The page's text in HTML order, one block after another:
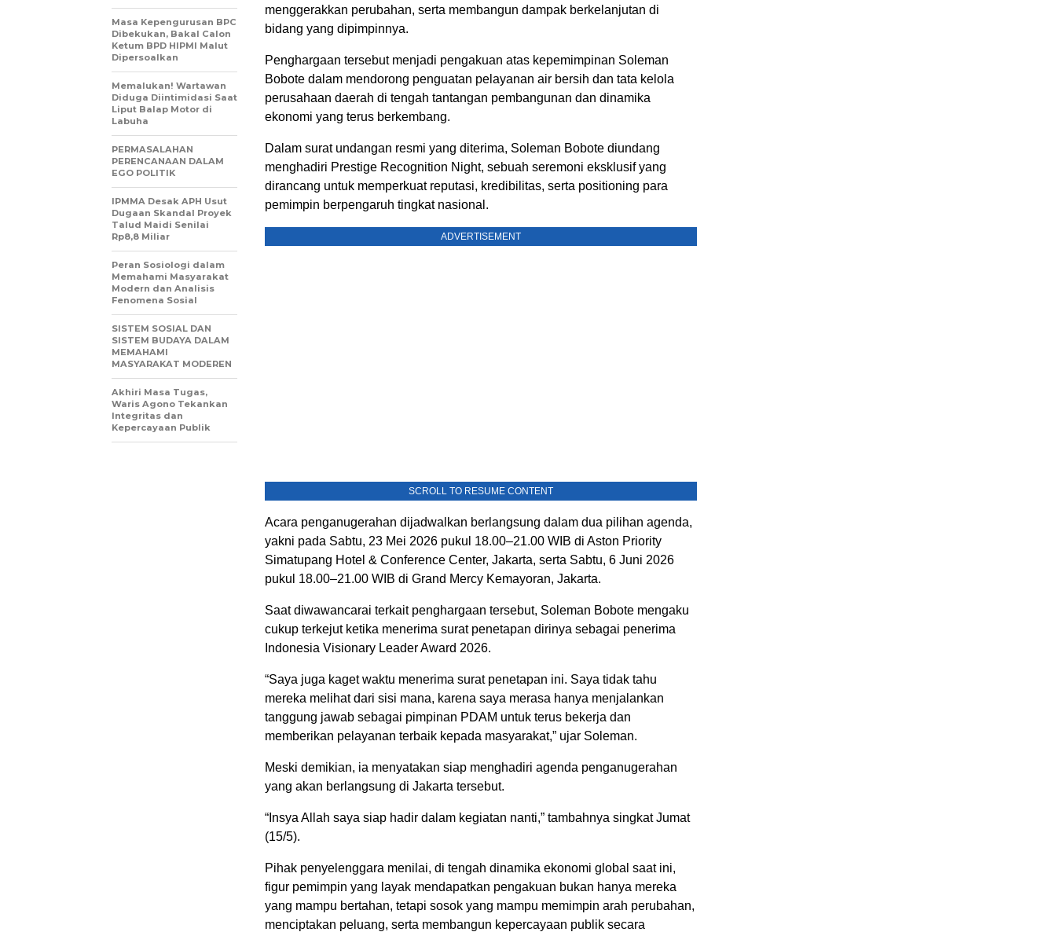
menggerakkan perubahan, serta membangun dampak berkelanjutan di
bidang yang dipimpinnya.
Penghargaan tersebut menjadi pengakuan atas kepemimpinan Soleman
Bobote dalam mendorong penguatan pelayanan air bersih dan tata kelola
perusahaan daerah di tengah tantangan pembangunan dan dinamika
ekonomi yang terus berkembang.
Dalam surat undangan resmi yang diterima, Soleman Bobote diundang
menghadiri Prestige Recognition Night, sebuah seremoni eksklusif yang
dirancang untuk memperkuat reputasi, kredibilitas, serta positioning para
pemimpin berpengaruh tingkat nasional.
ADVERTISEMENT
SCROLL TO RESUME CONTENT
Acara penganugerahan dijadwalkan berlangsung dalam dua pilihan agenda,
yakni pada Sabtu, 23 Mei 2026 pukul 18.00–21.00 WIB di Aston Priority
Simatupang Hotel & Conference Center, Jakarta, serta Sabtu, 6 Juni 2026
pukul 18.00–21.00 WIB di Grand Mercy Kemayoran, Jakarta.
Saat diwawancarai terkait penghargaan tersebut, Soleman Bobote mengaku
cukup terkejut ketika menerima surat penetapan dirinya sebagai penerima
Indonesia Visionary Leader Award 2026.
“Saya juga kaget waktu menerima surat penetapan ini. Saya tidak tahu
mereka melihat dari sisi mana, karena saya merasa hanya menjalankan
tanggung jawab sebagai pimpinan PDAM untuk terus bekerja dan
memberikan pelayanan terbaik kepada masyarakat,” ujar Soleman.
Meski demikian, ia menyatakan siap menghadiri agenda penganugerahan
yang akan berlangsung di Jakarta tersebut.
“Insya Allah saya siap hadir dalam kegiatan nanti,” tambahnya singkat Jumat
(15/5).
Pihak penyelenggara menilai, di tengah dinamika ekonomi global saat ini,
figur pemimpin yang layak mendapatkan pengakuan bukan hanya mereka
yang mampu bertahan, tetapi sosok yang mampu memimpin arah perubahan,
menciptakan peluang, serta membangun kepercayaan publik secara
Masa Kepengurusan BPC
Dibekukan, Bakal Calon
Ketum BPD HIPMI Malut
Dipersoalkan
Memalukan! Wartawan
Diduga Diintimidasi Saat
Liput Balap Motor di
Labuha
PERMASALAHAN
PERENCANAAN DALAM
EGO POLITIK
IPMMA Desak APH Usut
Dugaan Skandal Proyek
Talud Maidi Senilai
Rp8,8 Miliar
Peran Sosiologi dalam
Memahami Masyarakat
Modern dan Analisis
Fenomena Sosial
SISTEM SOSIAL DAN
SISTEM BUDAYA DALAM
MEMAHAMI
MASYARAKAT MODEREN
Akhiri Masa Tugas,
Waris Agono Tekankan
Integritas dan
Kepercayaan Publik